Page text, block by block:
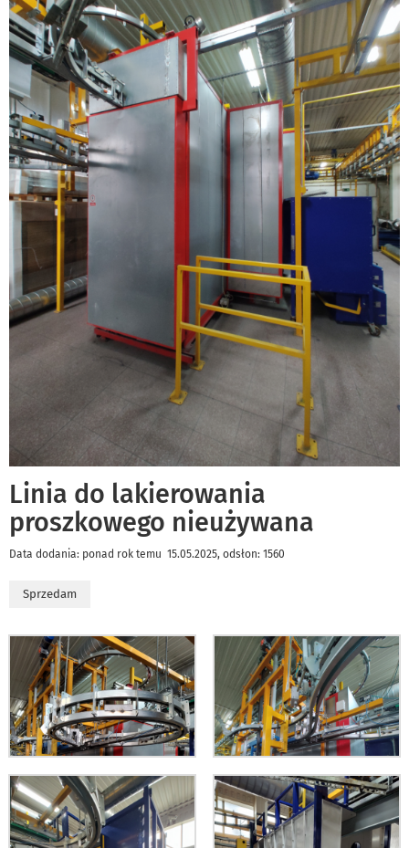
Linia do lakierowania
proszkowego nieużywana
Data dodania: ponad rok temu 15.05.2025, odsłon: 1560
Sprzedam